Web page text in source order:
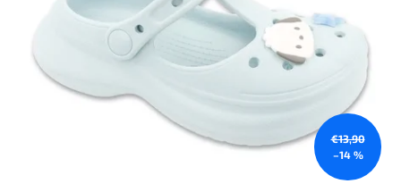
€13,90
–14 %